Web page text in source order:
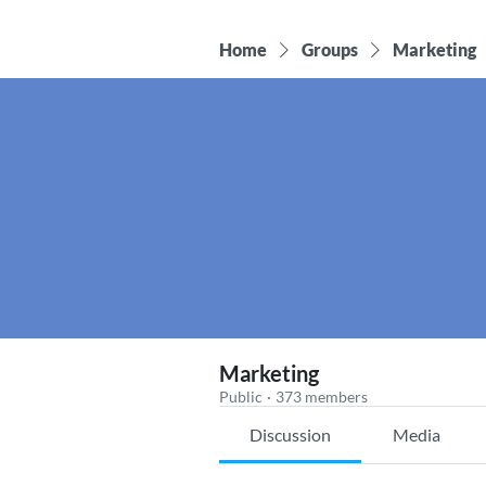
Home Groups Marketing
Marketing
Public · 373 members
Discussion Media